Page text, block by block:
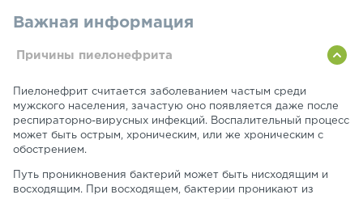
Важная информация
Причины пиелонефрита
Пиелонефрит считается заболеванием частым среди
мужского населения, зачастую оно появляется даже после
респираторно-вирусных инфекций. Воспалительный процесс
может быть острым, хроническим, или же хроническим с
обострением.
Путь проникновения бактерий может быть нисходящим и
восходящим. При восходящем, бактерии проникают из